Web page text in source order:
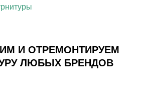
И ОТРЕМОНТИРУЕМ
ЛЮБЫХ БРЕНДОВ